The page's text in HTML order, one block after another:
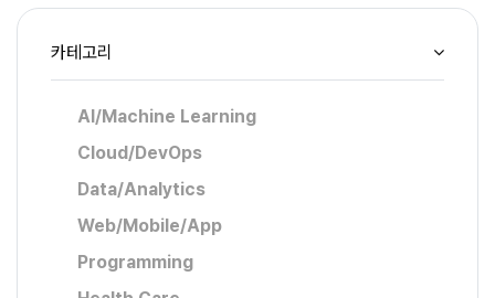
카테고리
AI/Machine Learning
Cloud/DevOps
Data/Analytics
Web/Mobile/App
Programming